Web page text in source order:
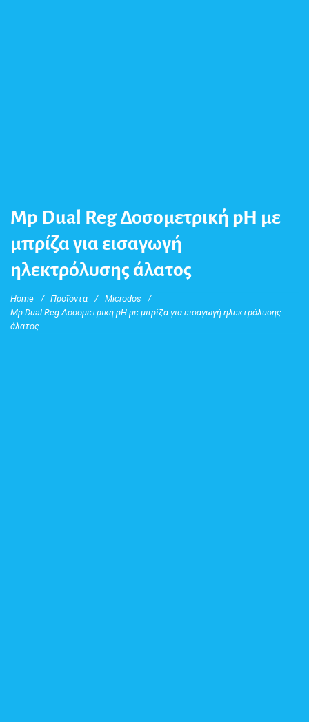
Mp Dual Reg Δοσομετρική pH με
μπρίζα για εισαγωγή
ηλεκτρόλυσης άλατος
Home / Προϊόντα / Microdos
/
Mp Dual Reg Δοσομετρική pH με μπρίζα για εισαγωγή ηλεκτρόλυσης
άλατος